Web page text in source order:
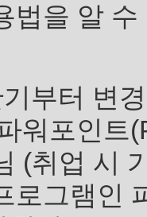
법을 알 수
기부터 변
워포인
(취업 시
로그램인